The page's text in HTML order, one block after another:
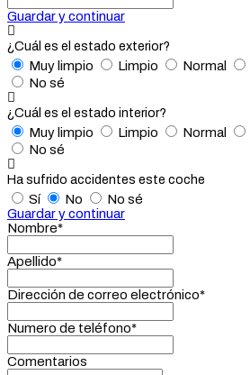
Guardar y continuar
¿Cuál es el estado exterior?
Muy limpio Limpio Normal
No sé
¿Cuál es el estado interior?
Muy limpio Limpio Normal
No sé
Ha sufrido accidentes este coche
Sí No
No sé
Guardar y continuar
Nombre*
Apellido*
Dirección de correo electrónico*
Numero de teléfono*
Comentarios